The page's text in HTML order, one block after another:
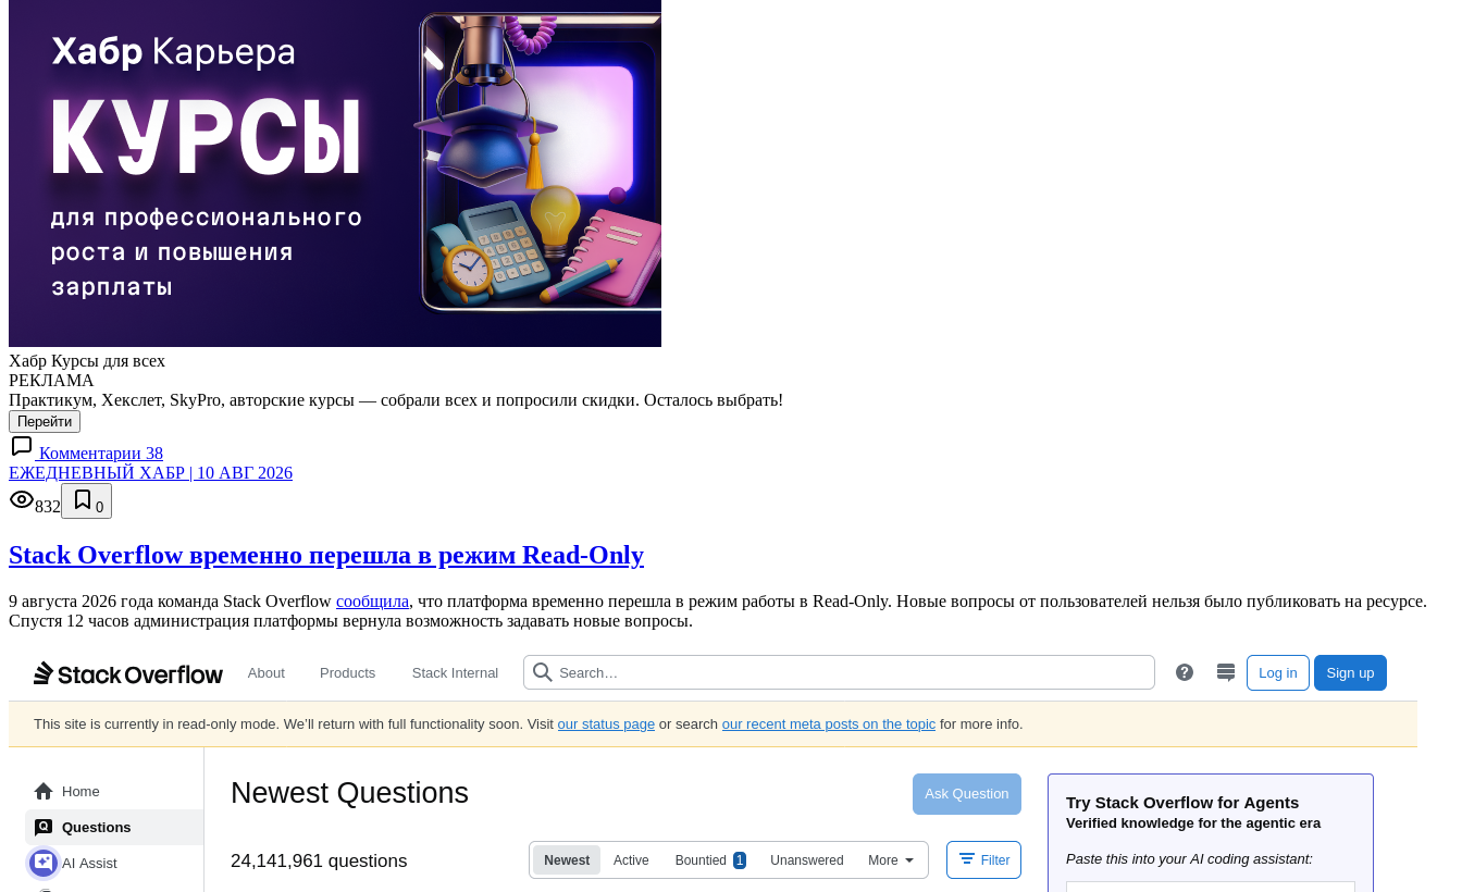
Хабр Курсы для всех
РЕКЛАМА
Практикум, Хекслет, SkyPro, авторские курсы — собрали всех и попросили скидки. Осталось выбрать!
Перейти
Комментарии 38
ЕЖЕДНЕВНЫЙ ХАБР | 10 АВГ 2026
832
0
Stack Overflow временно перешла в режим Read-Only
9 августа 2026 года команда Stack Overflow сообщила, что платформа временно перешла в режим работы в Read‑Only. Новые вопросы от пользователей нельзя было публиковать на ресурсе.
Спустя 12 часов администрация платформы вернула возможность задавать новые вопросы.